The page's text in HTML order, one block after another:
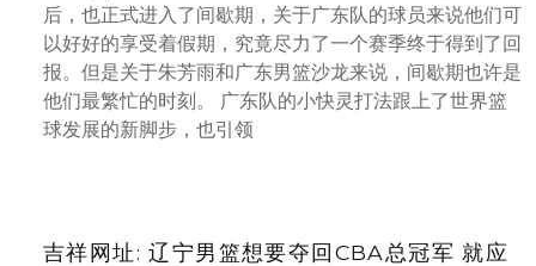
后，也正式进入了间歇期，关于广东队的球员来说他们可
以好好的享受着假期，究竟尽力了一个赛季终于得到了回
报。但是关于朱芳雨和广东男篮沙龙来说，间歇期也许是
他们最繁忙的时刻。 广东队的小快灵打法跟上了世界篮
球发展的新脚步，也引领
吉祥网址: 辽宁男篮想要夺回CBA总冠军 就应